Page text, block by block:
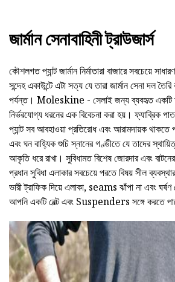
জার্মান সেনাবাহিনী ট্রাউজার্স
কৌশলগত প্যান্ট জার্মান নির্মাতারা বাজারে সবচেয়ে
সন্দেহ একাউন্টে এটা সত্য যে তারা জার্মান সেনা দল
পর্যন্ত। Moleskine - সেলাই জন্য ব্যবহৃত একটি
নির্ভরযোগ্য ধরনের এক বিবেচনা করা হয়। ফ্যাব্রিক
প্যান্ট সব আবহাওয়া প্রতিরোধ এবং আরামদায়ক থাকতে
এবং ঘন বাহ্যিক শুচি স্নানের গণ্ডীতে যে তাদের
আকৃতি ধরে রাখা। সুবিধামত বিশেষ জোরদার এবং
প্রধান সুবিধা এলাকার সবচেয়ে পরতে বিষয় সীল
ভারী ট্রাফিক দিয়ে এলাকা, seams ঝাঁপা না এবং ঘর্ষণ
আপনি একটি বেল্ট এবং Suspenders সঙ্গে করতে